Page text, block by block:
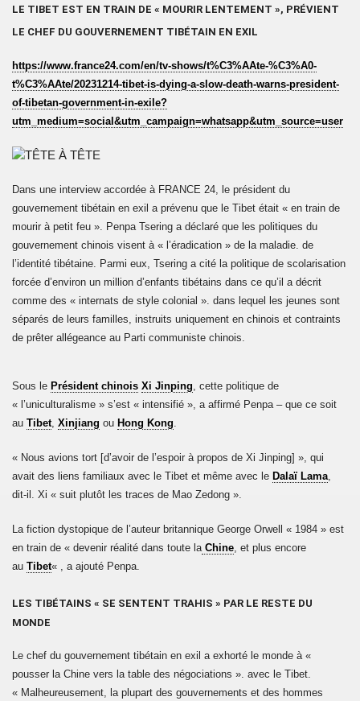
LE TIBET EST EN TRAIN DE « MOURIR LENTEMENT », PRÉVIENT
LE CHEF DU GOUVERNEMENT TIBÉTAIN EN EXIL
https://www.france24.com/en/tv-shows/t%C3%AAte-%C3%A0-
t%C3%AAte/20231214-tibet-is-dying-a-slow-death-warns-president-
of-tibetan-government-in-exile?
utm_medium=social&utm_campaign=whatsapp&utm_source=user
Dans une interview accordée à FRANCE 24, le président du
gouvernement tibétain en exil a prévenu que le Tibet était « en train de
mourir à petit feu ». Penpa Tsering a déclaré que les politiques du
gouvernement chinois visent à « l’éradication » de la maladie. de
l’identité tibétaine. Parmi eux, Tsering a cité la politique de scolarisation
forcée d’environ un million d’enfants tibétains dans ce qu’il a décrit
comme des « internats de style colonial ». dans lequel les jeunes sont
séparés de leurs familles, instruits uniquement en chinois et contraints
de prêter allégeance au Parti communiste chinois.
Sous le Président chinois Xi Jinping , cette politique de
« l’uniculturalisme » s’est « intensifié », a affirmé Penpa – que ce soit
au Tibet Xinjiang ou Hong Kong
« Nous avions tort [d’avoir de l’espoir à propos de Xi Jinping] », qui
avait des liens familiaux avec le Tibet et même avec le Dalaï Lama
dit-il. Xi « suit plutôt les traces de Mao Zedong ».
La fiction dystopique de l’auteur britannique George Orwell « 1984 » est
en train de « devenir réalité dans toute la Chine , et plus encore
au Tibet« , a ajouté Penpa.
LES TIBÉTAINS « SE SENTENT TRAHIS » PAR LE RESTE DU
MONDE
Le chef du gouvernement tibétain en exil a exhorté le monde à «
pousser la Chine vers la table des négociations ». avec le Tibet.
« Malheureusement, la plupart des gouvernements et des hommes